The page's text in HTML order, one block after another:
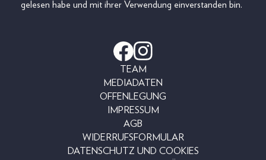
gelesen habe und mit ihrer Verwendung einverstanden bin.
TEAM
MEDIADATEN
OFFENLEGUNG
IMPRESSUM
AGB
WIDERRUFSFORMULAR
DATENSCHUTZ UND COOKIES